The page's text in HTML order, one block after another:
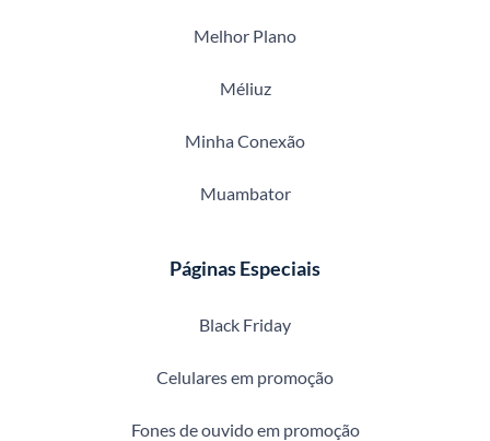
Melhor Plano
Méliuz
Minha Conexão
Muambator
Páginas Especiais
Black Friday
Celulares em promoção
Fones de ouvido em promoção